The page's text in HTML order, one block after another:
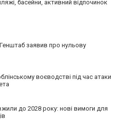
басейни, активний відпочинок
заявив про нульову
воєводстві під час атаки
до 2028 року: нові вимоги для